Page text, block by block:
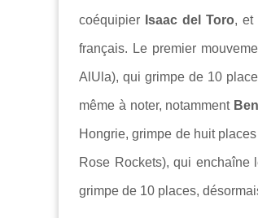
coéquipier Isaac del Toro, et
français. Le premier
AlUla), qui grimpe de 10
même à noter, notamment
Hongrie, grimpe de huit
Rose Rockets), qui enchaîne
grimpe de 10 places,